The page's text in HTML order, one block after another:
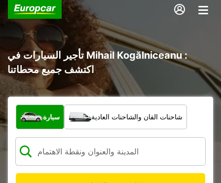
تأجير السيارات في Mihail Kogălniceanu :
اكتشف جميع محطاتنا
ما نوع المركبة؟
سيارة شاحنات الفان والشاحنات العادية